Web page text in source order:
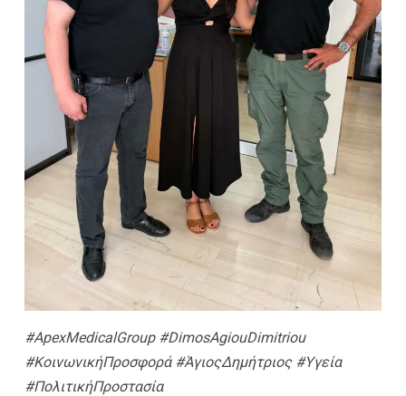
#ApexMedicalGroup #DimosAgiouDimitriou
#ΚοινωνικήΠροσφορά #ΆγιοςΔημήτριος #Υγεία
#ΠολιτικήΠροστασία